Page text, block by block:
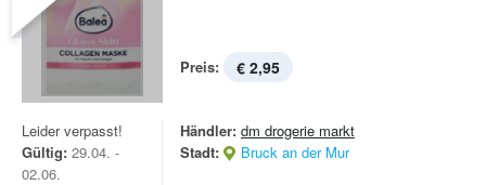
Preis: € 2,95
Leider verpasst!
Gültig: 29.04. -
02.06.
Händler: dm drogerie markt
Stadt:
Bruck an der Mur